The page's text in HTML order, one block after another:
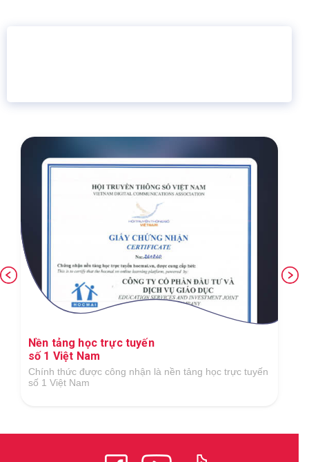
Nền tảng học trực tuyến
số 1 Việt Nam
Chính thức được công nhận là nền tảng học trực tuyến
số 1 Việt Nam